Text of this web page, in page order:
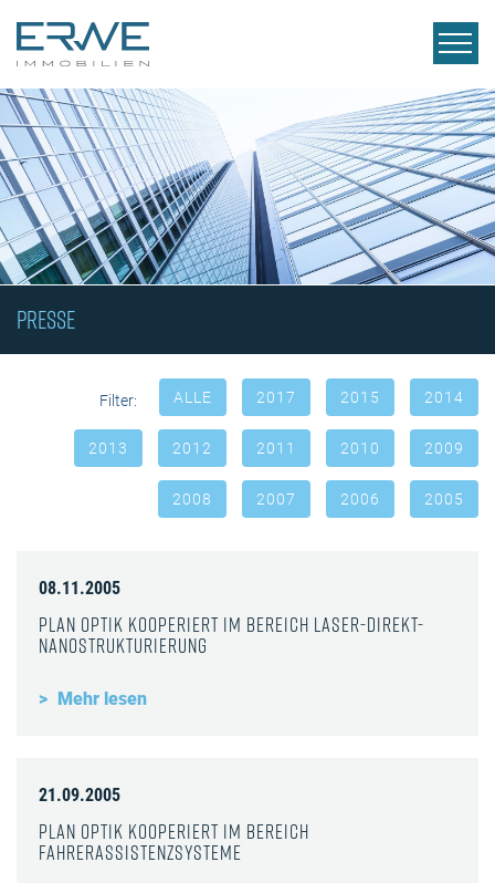
PRESSE
Filter: ALLE 2017 2015 2014
2013 2012 2011 2010 2009
2008 2007 2006 2005
08.11.2005
Plan Optik kooperiert im Bereich Laser-Direkt-
Nanostrukturierung
Mehr lesen
21.09.2005
Plan Optik kooperiert im Bereich
Fahrerassistenzsysteme